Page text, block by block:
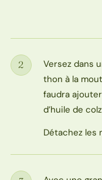
Étape
2
Versez dans
thon à la
faudra
d’huile de
Détachez les